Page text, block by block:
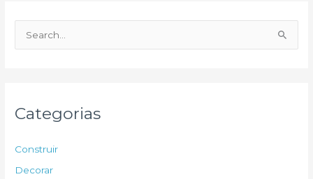
e
Categorias
Construir
Decorar